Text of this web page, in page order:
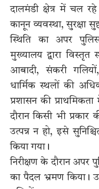
दालमंडी क्षेत्र में चल
कानून व्यवस्था, सुरक्षा
स्थिति का अपर
मुख्यालय द्वारा विस्तृत
आबादी, संकरी
धार्मिक स्थलों की
प्रशासन की
दौरान किसी भी प्रकार
उत्पन्न न हो, इसे
किया गया।
निरीक्षण के दौरान अपर
का पैदल भ्रमण किया।